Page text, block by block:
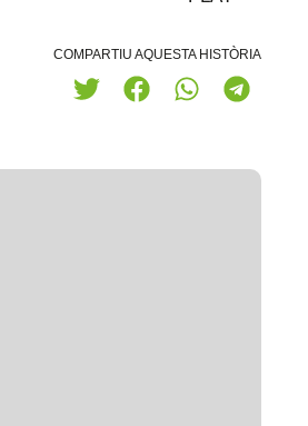
COMPARTIU AQUESTA HISTÒRIA